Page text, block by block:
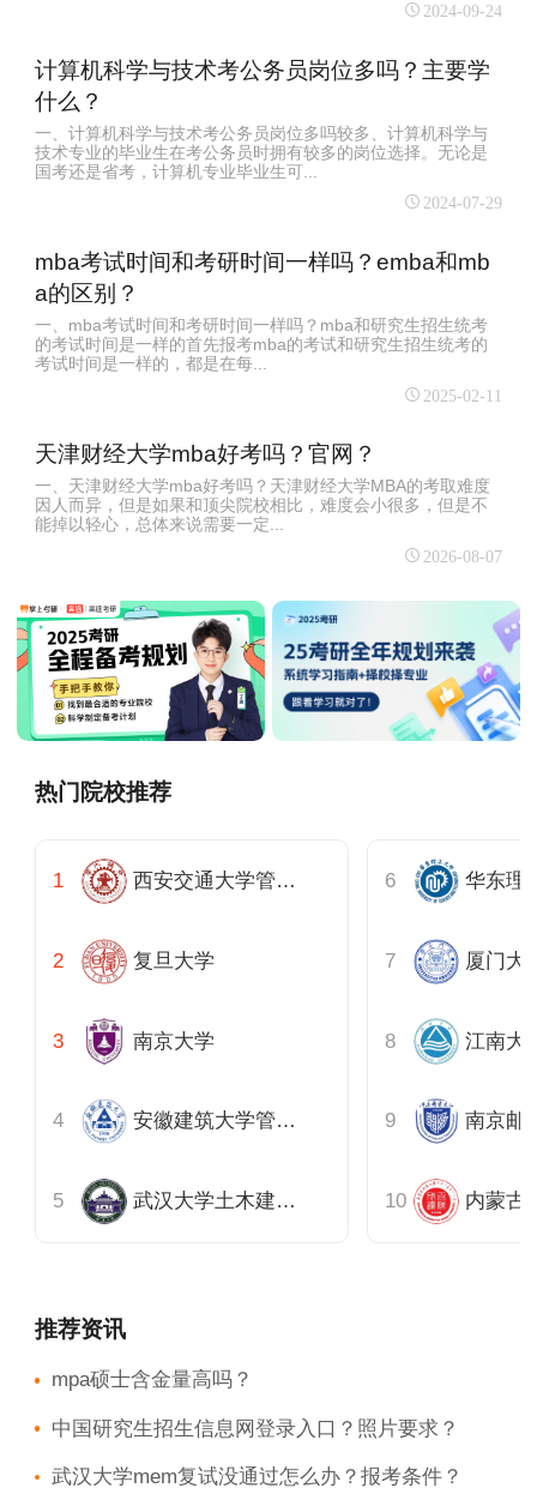
2024-09-24
计算机科学与技术考公务员岗位多吗？主要学
什么？
一、计算机科学与技术考公务员岗位多吗较多、计算机科学与
技术专业的毕业生在考公务员时拥有较多的岗位选择。无论是
国考还是省考，计算机专业毕业生可...
2024-07-29
mba考试时间和考研时间一样吗？emba和mb
a的区别？
一、mba考试时间和考研时间一样吗？mba和研究生招生统考
的考试时间是一样的首先报考mba的考试和研究生招生统考的
考试时间是一样的，都是在每...
2025-02-11
天津财经大学mba好考吗？官网？
一、天津财经大学mba好考吗？天津财经大学MBA的考取难度
因人而异，但是如果和顶尖院校相比，难度会小很多，但是不
能掉以轻心，总体来说需要一定...
2026-08-07
热门院校推荐
西安交通大学管理学院
复旦大学
南京大学
安徽建筑大学管理学院
武汉大学土木建筑工程学院
厦门大
江南大
南京邮
推荐资讯
mpa硕士含金量高吗？
中国研究生招生信息网登录入口？照片要求？
武汉大学mem复试没通过怎么办？报考条件？